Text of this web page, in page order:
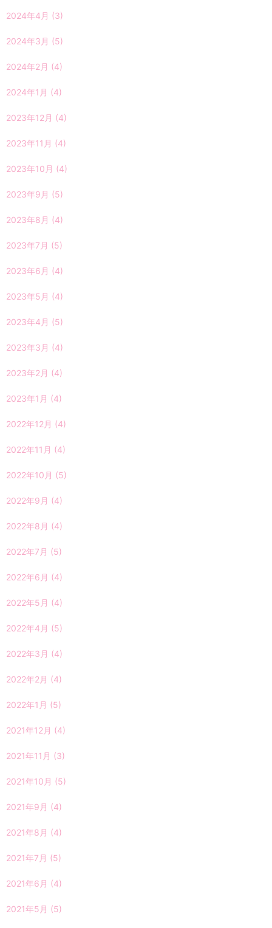
2024年4月 (3)
2024年3月 (5)
2024年2月 (4)
2024年1月 (4)
2023年12月 (4)
2023年11月 (4)
2023年10月 (4)
2023年9月 (5)
2023年8月 (4)
2023年7月 (5)
2023年6月 (4)
2023年5月 (4)
2023年4月 (5)
2023年3月 (4)
2023年2月 (4)
2023年1月 (4)
2022年12月 (4)
2022年11月 (4)
2022年10月 (5)
2022年9月 (4)
2022年8月 (4)
2022年7月 (5)
2022年6月 (4)
2022年5月 (4)
2022年4月 (5)
2022年3月 (4)
2022年2月 (4)
2022年1月 (5)
2021年12月 (4)
2021年11月 (3)
2021年10月 (5)
2021年9月 (4)
2021年8月 (4)
2021年7月 (5)
2021年6月 (4)
2021年5月 (5)